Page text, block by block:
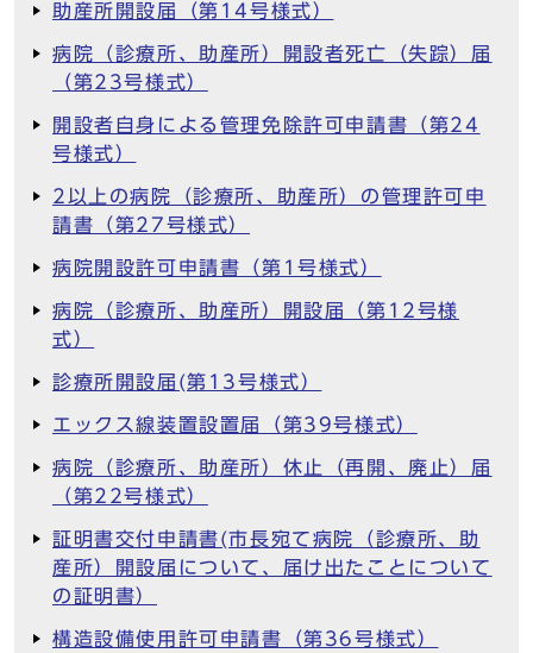
助産所開設届（第14号様式）
病院（診療所、助産所）開設者死亡（失踪）届
（第23号様式）
開設者自身による管理免除許可申請書（第24
号様式）
2以上の病院（診療所、助産所）の管理許可申
請書（第27号様式）
病院開設許可申請書（第1号様式）
病院（診療所、助産所）開設届（第12号様
式）
診療所開設届(第13号様式）
エックス線装置設置届（第39号様式）
病院（診療所、助産所）休止（再開、廃止）届
（第22号様式）
証明書交付申請書(市長宛て病院（診療所、助
産所）開設届について、届け出たことについて
の証明書）
構造設備使用許可申請書（第36号様式）